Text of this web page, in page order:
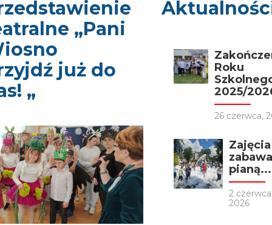
„Pani
już do
„
Roku
2025/
26 czerwca,
pianą...
2
2026